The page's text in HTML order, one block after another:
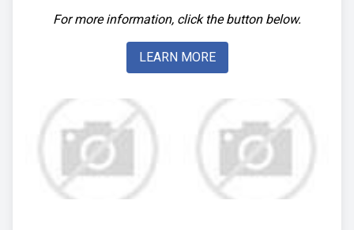
For more information, click the button below.
LEARN MORE